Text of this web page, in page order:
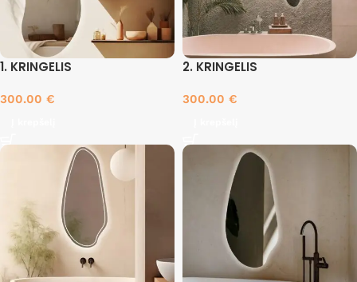
1. KRINGELIS
300.00 €
2. KRINGELIS
300.00 €